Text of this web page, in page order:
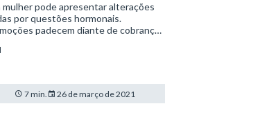
mulher pode apresentar alterações
por questões hormonais.
padecem diante de cobranças
pelo mercado de trabalho. Logo,
à pandemia.
7 min. 26 de março de 2021